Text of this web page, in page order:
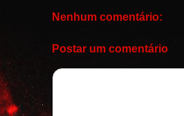
Nenhum comentário:
Postar um comentário